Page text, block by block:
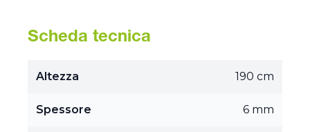
Scheda tecnica
Altezza 190 cm
Spessore 6 mm